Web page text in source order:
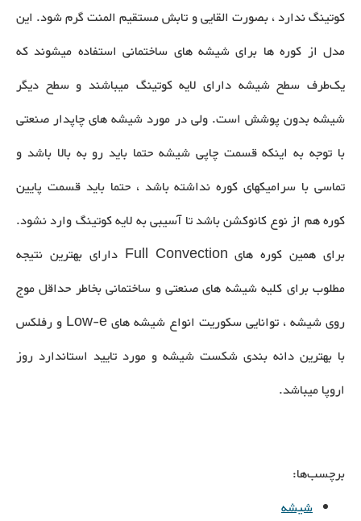
کوتینگ ندارد ، بصورت القایی و تابش مستقیم المنت گرم شود. این
مدل از کوره ها برای شیشه های ساختمانی استفاده میشوند که
یک‌طرف سطح شیشه دارای لایه کوتینگ میباشند و سطح دیگر
شیشه بدون پوشش است. ولی در مورد شیشه های چاپدار صنعتی
با توجه به اینکه قسمت چاپی شیشه حتما باید رو به بالا باشد و
تماسی با سرامیکهای کوره نداشته باشد ، حتما باید قسمت پایین
کوره هم از نوع کانوکشن باشد تا آسیبی به لایه کوتینگ وارد نشود.
برای همین کوره های Full Convection دارای بهترین نتیجه
مطلوب برای کلیه شیشه های صنعتی و ساختمانی بخاطر حداقل موج
روی شیشه ، توانایی سکوریت انواع شیشه های Low-e و رفلکس
با بهترین دانه بندی شکست شیشه و مورد تایید استاندارد روز
اروپا میباشد.
برچسب‌ها:
شیشه